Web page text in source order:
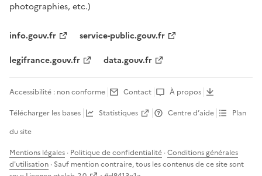
photographies, etc.)
info.gouv.fr
service-public.gouv.fr
legifrance.gouv.fr
data.gouv.fr
Accessibilité : non conforme Contact
À propos
Télécharger les bases
Statistiques Centre d’aide
Plan
du site
Mentions légales · Politique de confidentialité ·Conditions générales
d'utilisation · Sauf mention contraire, tous les contenus de ce site sont